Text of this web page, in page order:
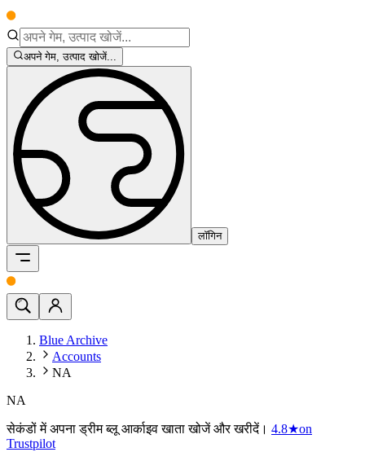
अपने गेम, उत्पाद खोजें...
लॉगिन
Blue Archive
Accounts
NA
NA
सेकंडों में अपना ड्रीम ब्लू आर्काइव खाता खोजें और खरीदें। 4.8★on
Trustpilot